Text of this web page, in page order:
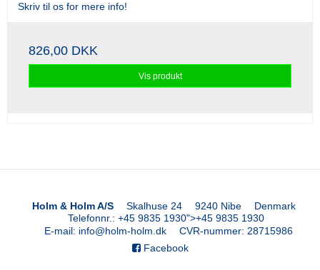
Skriv til os for mere info!
826,00 DKK
Vis produkt
Holm & Holm A/S Skalhuse 24 9240 Nibe
Denmark
Telefonnr.: +45 9835 1930">+45 9835 1930
E-mail: info@holm-holm.dk CVR-nummer: 28715986
Facebook